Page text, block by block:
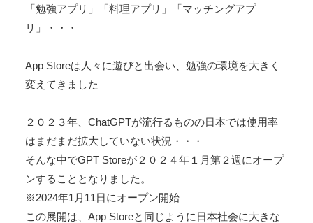
「勉強アプリ」「料理アプリ」「マッチングアプ
リ」・・・
App Storeは人々に遊びと出会い、勉強の環境を大きく
変えてきました
２０２３年、ChatGPTが流行るものの日本では使用率
はまだまだ拡大していない状況・・・
そんな中でGPT Storeが２０２４年１月第２週にオープ
ンすることとなりました。
※2024年1月11日にオープン開始
この展開は、App Storeと同じように日本社会に大きな